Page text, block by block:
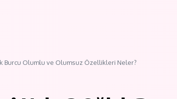
Burcu Olumlu ve Olumsuz Özellikleri Neler?